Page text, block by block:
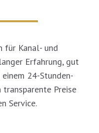
für Kanal- und
Erfahrung, gut
24-Stunden-
Preise
Service.